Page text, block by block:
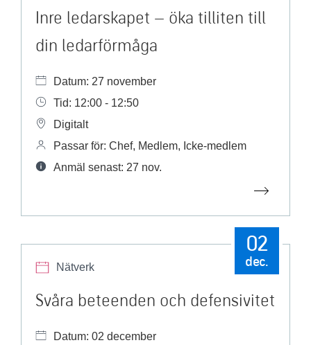
Inre ledarskapet – öka tilliten till
din ledarförmåga
Datum: 27 november
Tid: 12:00 - 12:50
Digitalt
Passar för: Chef, Medlem, Icke-medlem
Anmäl senast: 27 nov.
Nätverk
02
dec.
Svåra beteenden och defensivitet
Datum: 02 december